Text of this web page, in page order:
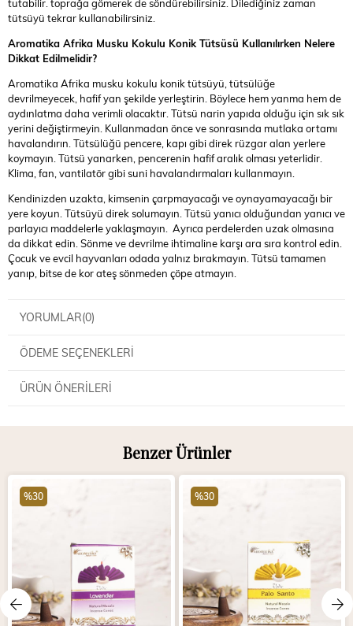
tutabilir. toprağa gömerek de söndürebilirsiniz. Dilediğiniz zaman
tütsüyü tekrar kullanabilirsiniz.
Aromatika Afrika Musku Kokulu Konik Tütsüsü Kullanılırken Nelere
Dikkat Edilmelidir?
Aromatika Afrika musku kokulu konik tütsüyü, tütsülüğe
devrilmeyecek, hafif yan şekilde yerleştirin. Böylece hem yanma hem de
aydınlatma daha verimli olacaktır. Tütsü narin yapıda olduğu için sık sık
yerini değiştirmeyin. Kullanmadan önce ve sonrasında mutlaka ortamı
havalandırın. Tütsülüğü pencere, kapı gibi direk rüzgar alan yerlere
koymayın. Tütsü yanarken, pencerenin hafif aralık olması yeterlidir.
Klima, fan, vantilatör gibi suni havalandırmaları kullanmayın.
Kendinizden uzakta, kimsenin çarpmayacağı ve oynayamayacağı bir
yere koyun. Tütsüyü direk solumayın. Tütsü yanıcı olduğundan yanıcı ve
parlayıcı maddelerle yaklaşmayın. Ayrıca perdelerden uzak olmasına
da dikkat edin. Sönme ve devrilme ihtimaline karşı ara sıra kontrol edin.
Çocuk ve evcil hayvanları odada yalnız bırakmayın. Tütsü tamamen
yanıp, bitse de kor ateş sönmeden çöpe atmayın.
YORUMLAR(0)
ÖDEME SEÇENEKLERI
ÜRÜN ÖNERILERI
Benzer Ürünler
%30 %30